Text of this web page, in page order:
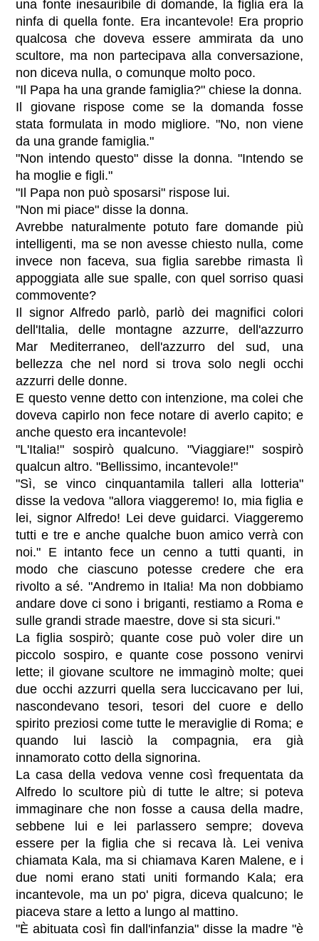
una fonte inesauribile di domande, la figlia era la
ninfa di quella fonte. Era incantevole! Era proprio
qualcosa che doveva essere ammirata da uno
scultore, ma non partecipava alla conversazione,
non diceva nulla, o comunque molto poco.
"Il Papa ha una grande famiglia?" chiese la donna.
Il giovane rispose come se la domanda fosse
stata formulata in modo migliore. "No, non viene
da una grande famiglia."
"Non intendo questo" disse la donna. "Intendo se
ha moglie e figli."
"Il Papa non può sposarsi" rispose lui.
"Non mi piace" disse la donna.
Avrebbe naturalmente potuto fare domande più
intelligenti, ma se non avesse chiesto nulla, come
invece non faceva, sua figlia sarebbe rimasta lì
appoggiata alle sue spalle, con quel sorriso quasi
commovente?
Il signor Alfredo parlò, parlò dei magnifici colori
dell'Italia, delle montagne azzurre, dell'azzurro
Mar Mediterraneo, dell'azzurro del sud, una
bellezza che nel nord si trova solo negli occhi
azzurri delle donne.
E questo venne detto con intenzione, ma colei che
doveva capirlo non fece notare di averlo capito; e
anche questo era incantevole!
"L'Italia!" sospirò qualcuno. "Viaggiare!" sospirò
qualcun altro. "Bellissimo, incantevole!"
"Sì, se vinco cinquantamila talleri alla lotteria"
disse la vedova "allora viaggeremo! Io, mia figlia e
lei, signor Alfredo! Lei deve guidarci. Viaggeremo
tutti e tre e anche qualche buon amico verrà con
noi." E intanto fece un cenno a tutti quanti, in
modo che ciascuno potesse credere che era
rivolto a sé. "Andremo in Italia! Ma non dobbiamo
andare dove ci sono i briganti, restiamo a Roma e
sulle grandi strade maestre, dove si sta sicuri."
La figlia sospirò; quante cose può voler dire un
piccolo sospiro, e quante cose possono venirvi
lette; il giovane scultore ne immaginò molte; quei
due occhi azzurri quella sera luccicavano per lui,
nascondevano tesori, tesori del cuore e dello
spirito preziosi come tutte le meraviglie di Roma; e
quando lui lasciò la compagnia, era già
innamorato cotto della signorina.
La casa della vedova venne così frequentata da
Alfredo lo scultore più di tutte le altre; si poteva
immaginare che non fosse a causa della madre,
sebbene lui e lei parlassero sempre; doveva
essere per la figlia che si recava là. Lei veniva
chiamata Kala, ma si chiamava Karen Malene, e i
due nomi erano stati uniti formando Kala; era
incantevole, ma un po' pigra, diceva qualcuno; le
piaceva stare a letto a lungo al mattino.
"È abituata così fin dall'infanzia" disse la madre "è